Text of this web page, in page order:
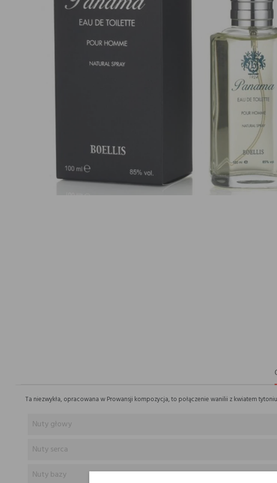
Ta niezwykła, opracowana w Prowansji kompozycja, to połączenie wanilii z kwiatem
Nuty głowy
Nuty serca
Nuty bazy